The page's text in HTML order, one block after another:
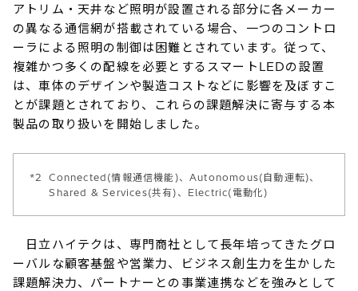
アトリム・天井など照明が設置される部分に各メーカー
の異なる通信網が搭載されている場合、一つのコントロ
ーラによる照明の制御は困難とされています。従って、
複雑かつ多くの配線を必要とするスマートLEDの設置
は、車体のデザインや製造コストなどに影響を及ぼすこ
とが課題とされており、これらの課題解決に寄与する本
製品の取り扱いを開始しました。
*2
Connected(情報通信機能)、Autonomous(自動運転)、
Shared & Services(共有)、Electric(電動化)
日立ハイテクは、専門商社として長年培ってきたグロ
ーバルな顧客基盤や営業力、ビジネス創生力を生かした
課題解決力、パートナーとの事業連携などを強みとして